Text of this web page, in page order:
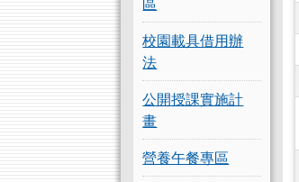
校園載具借用辦
法
公開授課實施計
畫
營養午餐專區